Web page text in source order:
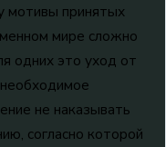
мотивы принятых
мире сложно
одних это уход от
не наказывать
согласно которой